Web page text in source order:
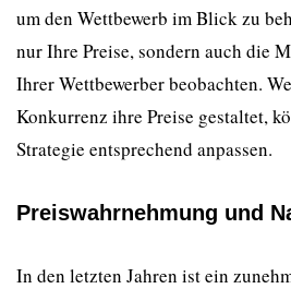
um den Wettbewerb im Blick zu
nur Ihre Preise, sondern auch die
Ihrer Wettbewerber beobachten.
Konkurrenz ihre Preise gestaltet,
Strategie entsprechend anpassen.
Preiswahrnehmung und
In den letzten Jahren ist ein